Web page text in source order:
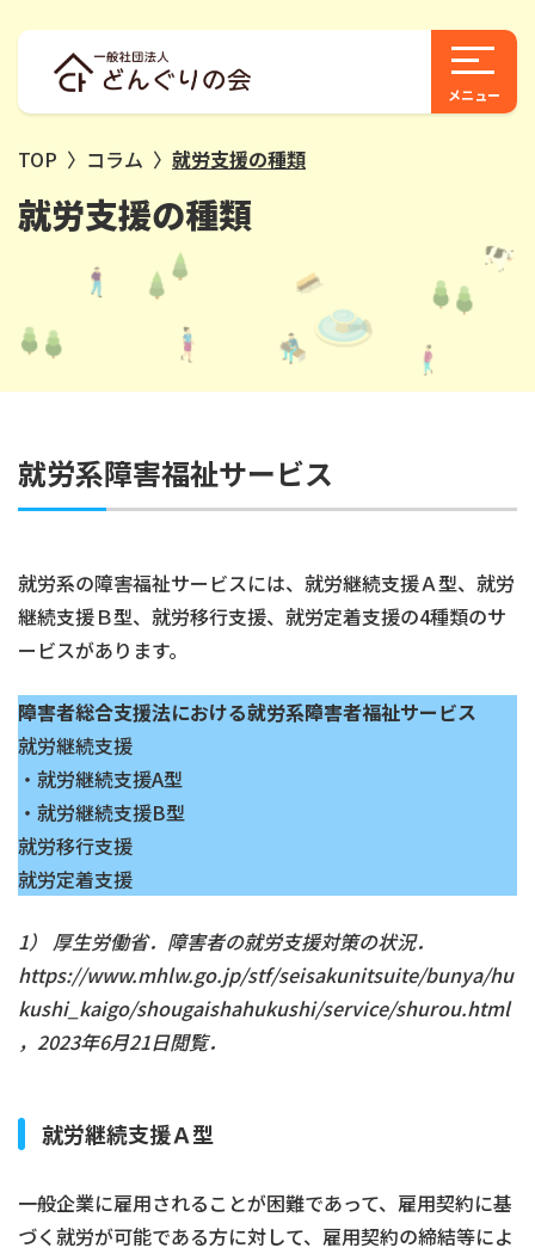
TOP 〉 コラム 〉 就労支援の種類
就労支援の種類
就労系障害福祉サービス
就労系の障害福祉サービスには、就労継続支援Ａ型、就労
継続支援Ｂ型、就労移行支援、就労定着支援の4種類のサ
ービスがあります。
障害者総合支援法における就労系障害者福祉サービス
就労継続支援
・就労継続支援A型
・就労継続支援B型
就労移行支援
就労定着支援
1） 厚生労働省．障害者の就労支援対策の状況．
https://www.mhlw.go.jp/stf/seisakunitsuite/bunya/hu
kushi_kaigo/shougaishahukushi/service/shurou.html
，2023年6月21日閲覧．
就労継続支援Ａ型
一般企業に雇用されることが困難であって、雇用契約に基
づく就労が可能である方に対して、雇用契約の締結等によ